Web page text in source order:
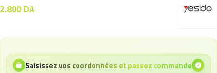
2.800DA
Saisissez vos coordonnées et passez commande